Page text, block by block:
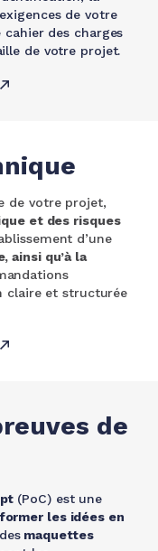
de votre
des charges
de votre projet.
de votre projet,
et des risques
d’une
ainsi qu’à la
claire et structurée
de
(PoC) est une
les idées en
maquettes